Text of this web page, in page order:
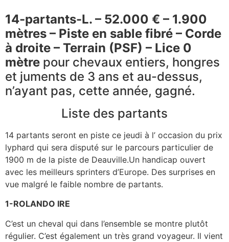
14-partants-L. – 52.000 € – 1.900
mètres – Piste en sable fibré – Corde
à droite – Terrain (PSF) – Lice 0
mètre pour chevaux entiers, hongres
et juments de 3 ans et au-dessus,
n’ayant pas, cette année, gagné.
Liste des partants
14 partants seront en piste ce jeudi à l’ occasion du prix
lyphard qui sera disputé sur le parcours particulier de
1900 m de la piste de Deauville.Un handicap ouvert
avec les meilleurs sprinters d’Europe. Des surprises en
vue malgré le faible nombre de partants.
1-ROLANDO IRE
C’est un cheval qui dans l’ensemble se montre plutôt
régulier. C’est également un très grand voyageur. Il vient